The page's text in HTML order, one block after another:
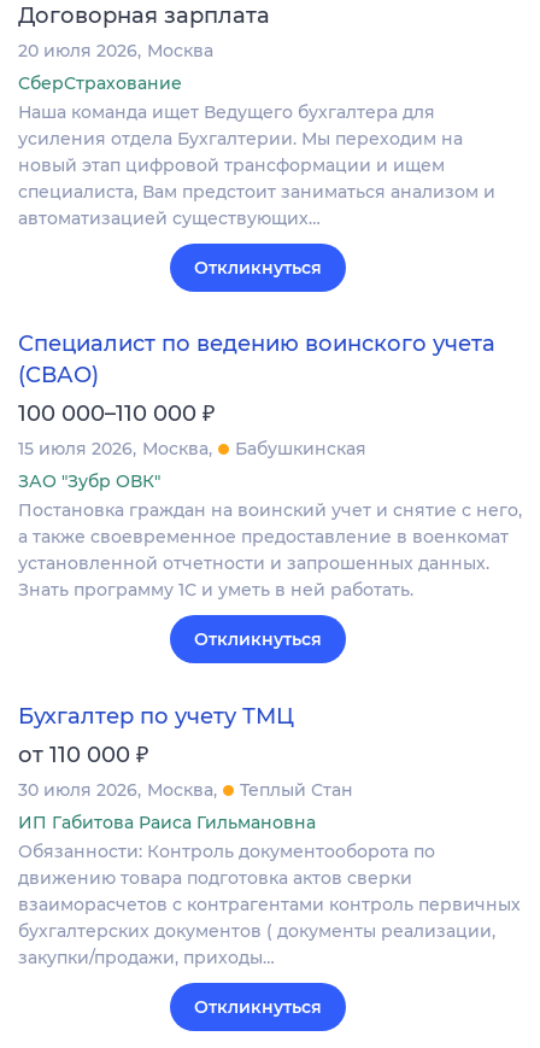
Договорная зарплата
20 июля 2026 Москва
СберСтрахование
Наша команда ищет Ведущего бухгалтера для
усиления отдела Бухгалтерии. Мы переходим на
новый этап цифровой трансформации и ищем
специалиста, Вам предстоит заниматься анализом и
автоматизацией существующих…
Откликнуться
Специалист по ведению воинского учета
(СВАО)
100 000–110 000 ₽
15 июля 2026 Москва
Бабушкинская
ЗАО "Зубр ОВК"
Постановка граждан на воинский учет и снятие с него,
а также своевременное предоставление в военкомат
установленной отчетности и запрошенных данных.
Знать программу 1С и уметь в ней работать.
Откликнуться
Бухгалтер по учету ТМЦ
от 110 000 ₽
30 июля 2026 Москва
Теплый Стан
ИП Габитова Раиса Гильмановна
Обязанности: Контроль документооборота по
движению товара подготовка актов сверки
взаиморасчетов с контрагентами контроль первичных
бухгалтерских документов ( документы реализации,
закупки/продажи, приходы…
Откликнуться